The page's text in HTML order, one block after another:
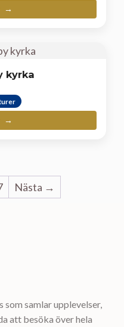
kyrka
Nästa →
samlar upplevelser,
att besöka över hela